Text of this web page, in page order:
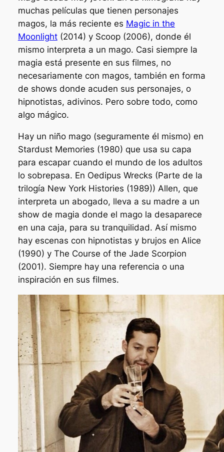
muchas películas que tienen personajes
magos, la más reciente es Magic in the
Moonlight(2014) y Scoop(2006), donde él
mismo interpreta a un mago. Casi siempre la
magia está presente en sus filmes, no
necesariamente con magos, también en forma
de shows donde acuden sus personajes, o
hipnotistas, adivinos. Pero sobre todo, como
algo mágico.
Hay un niño mago (seguramente él mismo) en
Stardust Memories (1980) que usa su capa
para escapar cuando el mundo de los adultos
lo sobrepasa. En Oedipus Wrecks (Parte de la
trilogía New York Histories (1989)) Allen, que
interpreta un abogado, lleva a su madre a un
show de magia donde el mago la desaparece
en una caja, para su tranquilidad. Así mismo
hay escenas con hipnotistas y brujos en Alice
(1990) y The Course of the Jade Scorpion
(2001). Siempre hay una referencia o una
inspiración en sus filmes.